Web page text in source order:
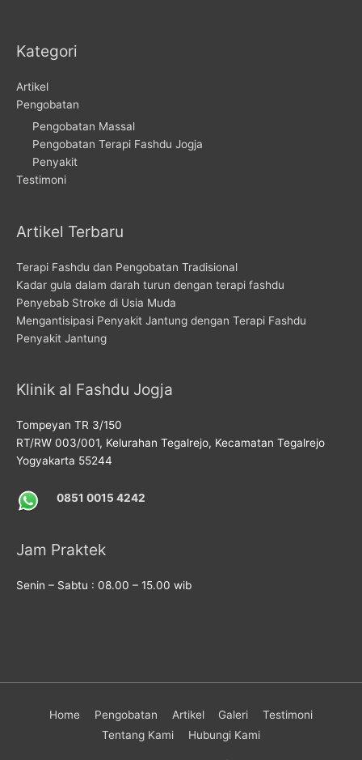
Kategori
Artikel
Pengobatan
Pengobatan Massal
Pengobatan Terapi Fashdu Jogja
Penyakit
Testimoni
Artikel Terbaru
Terapi Fashdu dan Pengobatan Tradisional
Kadar gula dalam darah turun dengan terapi fashdu
Penyebab Stroke di Usia Muda
Mengantisipasi Penyakit Jantung dengan Terapi Fashdu
Penyakit Jantung
Klinik al Fashdu Jogja
Tompeyan TR 3/150
RT/RW 003/001, Kelurahan Tegalrejo, Kecamatan Tegalrejo
Yogyakarta 55244
0851 0015 4242
Jam Praktek
Senin – Sabtu : 08.00 – 15.00 wib
Home Pengobatan Artikel Galeri
Testimoni
Tentang Kami
Hubungi Kami